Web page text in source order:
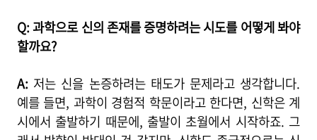
Q: 과학으로 신의 존재를 증명하려는 시도를 어떻게 봐야
할까요?
A: 저는 신을 논증하려는 태도가 문제라고 생각합니다.
예를 들면, 과학이 경험적 학문이라고 한다면, 신학은 계
시에서 출발하기 때문에, 출발이 초월에서 시작하죠. 그